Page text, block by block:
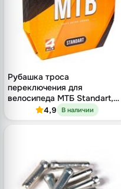
Рубашка троса
переключения для
велосипеда МТБ Standart,
Ø5 мм × 1 м, чёрная
4,9 В наличии